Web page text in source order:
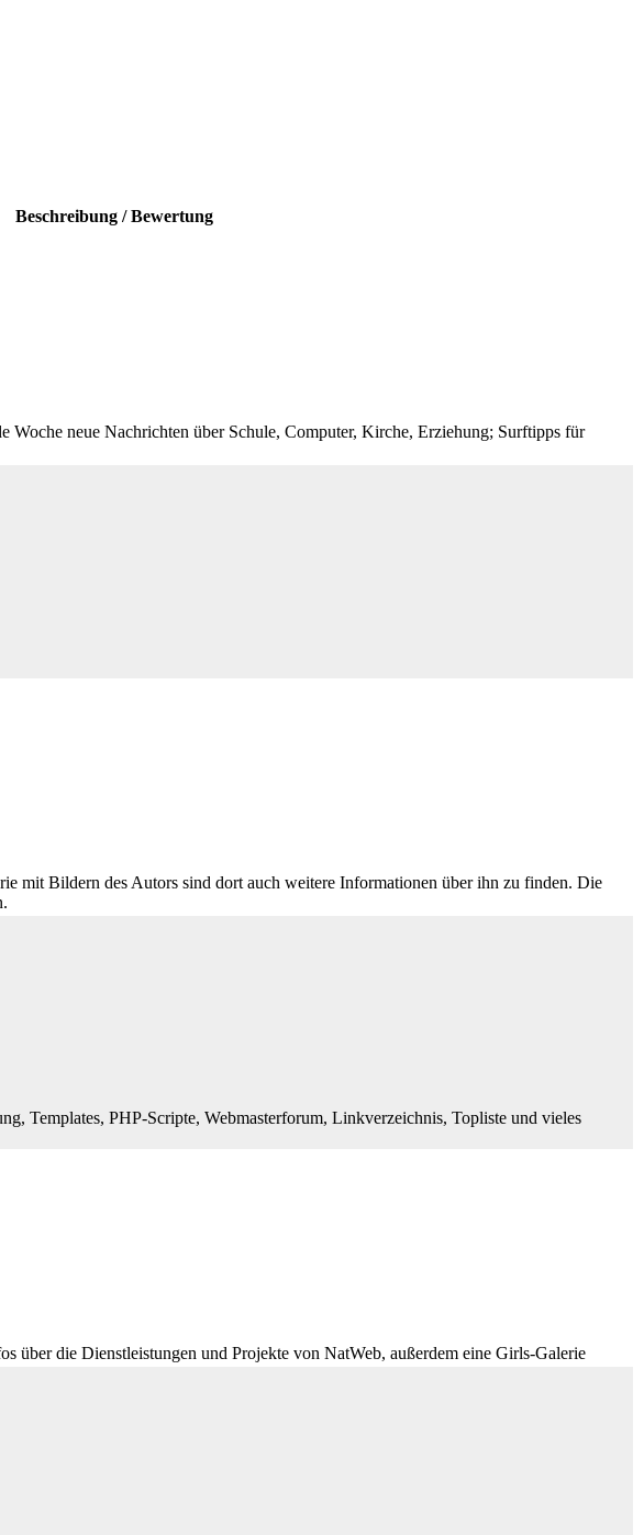
Beschreibung / Bewertung
Woche neue Nachrichten über Schule, Computer, Kirche, Erziehung; Surftipps für
mit Bildern des Autors sind dort auch weitere Informationen über ihn zu finden. Die
Templates, PHP-Scripte, Webmasterforum, Linkverzeichnis, Topliste und vieles
über die Dienstleistungen und Projekte von NatWeb, außerdem eine Girls-Galerie